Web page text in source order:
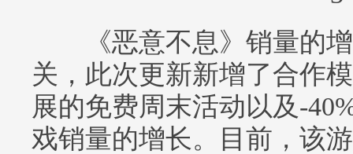
《恶意不息》销量的增
关，此次更新新增了合作
展的免费周末活动以及-
戏销量的增长。目前，该